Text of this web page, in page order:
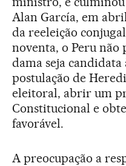
Alan García, em
da reeleição
noventa, o Peru
dama seja candidata
postulação de
eleitoral, abrir um
Constitucional e
favorável.
A preocupação a